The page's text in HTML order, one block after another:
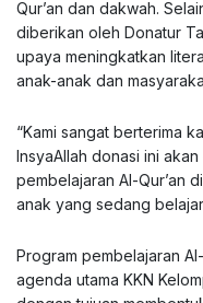
Qur’an dan dakwah.
diberikan oleh Donatur
upaya meningkatkan
anak-anak dan
“Kami sangat berterima
InsyaAllah donasi ini
pembelajaran Al-Qur’an
anak yang sedang belajar
Program pembelajaran
agenda utama KKN